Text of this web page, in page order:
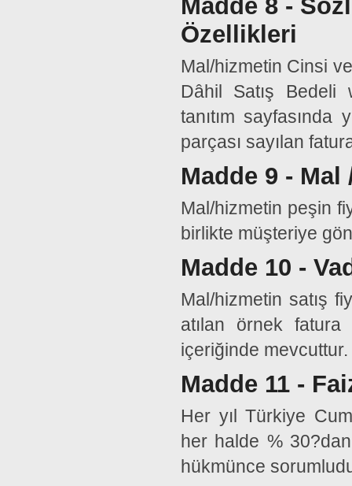
Madde 8 -
Özellikleri
Mal/hizmetin Cinsi
Dâhil Satış Bedeli
tanıtım
parçası sayılan
Madde 9 -
Mal/hizmetin peşin
birlikte müşteriye
Madde 10 -
Mal/hizmetin satış
atılan örnek
içeriğinde mevcuttur.
Madde 11 -
Her yıl Türkiye
her halde %
hükmünce